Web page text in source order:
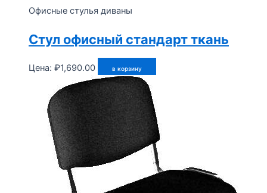
Офисные стулья диваны
Стул офисный стандарт ткань
Цена: ₽1,690.00 в корзину